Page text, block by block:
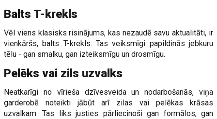
Balts T-krekls
Vēl viens klasisks risinājums, kas nezaudē savu aktualitāti, ir
vienkāršs, balts T-krekls. Tas veiksmīgi papildinās jebkuru
tēlu - gan smalku, gan izteiksmīgu un drosmīgu.
Pelēks vai zils uzvalks
Neatkarīgi no vīrieša dzīvesveida un nodarbošanās, viņa
garderobē noteikti jābūt arī zilas vai pelēkas krāsas
uzvalkam. Tas liks justies pārliecinoši gan formālos, gan